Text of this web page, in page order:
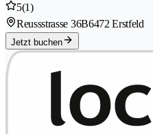
5(1)
Reussstrasse 36B6472 Erstfeld
Jetzt buchen